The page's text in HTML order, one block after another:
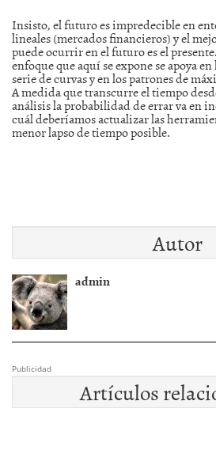
Insisto, el futuro es impredecible en
lineales (mercados financieros) y el
puede ocurrir en el futuro es el
enfoque que aquí se expone se apoya
serie de curvas y en los patrones de
A medida que transcurre el tiempo
análisis la probabilidad de errar va en
cuál deberíamos actualizar las
menor lapso de tiempo posible.
Autor
admin
Publicidad
Artículos